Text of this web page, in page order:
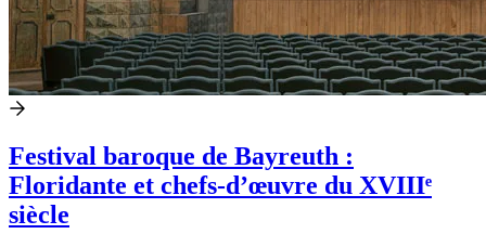
Festival baroque de Bayreuth :
Floridante et chefs-d’œuvre du XVIIIᵉ
siècle